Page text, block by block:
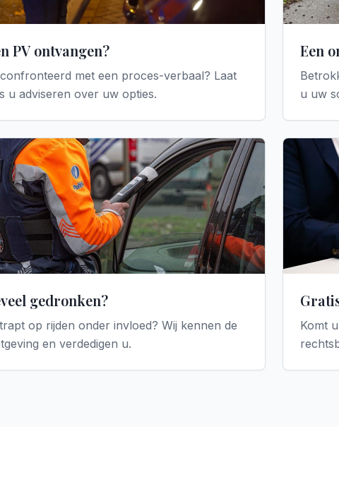
PV ontvangen?
met een proces-verbaal? Laat
u adviseren over uw opties.
Een
u uw
gedronken?
op rijden onder invloed? Wij kennen de
en verdedigen u.
Komt